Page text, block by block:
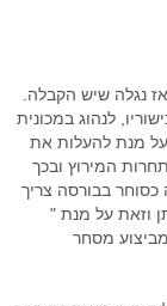
נגלה שיש הקבלה.
לנהוג במכונית
על מנת להעלות את
המירוץ ובכך
בבורסה צריך
וזאת על מנת "
מסחר